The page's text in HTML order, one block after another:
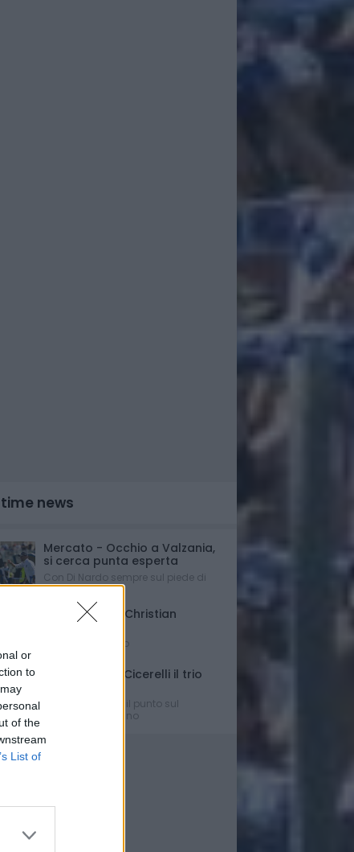
or
to
of the
List of
news
Mercato - Occhio a Valzania,
si cerca punta esperta
Con Di Nardo sempre sul piede di
partenza...
Triennale per Christian
D'Errico
Contratto firmato
Russo-Parigi-Cicerelli il trio
Ipotesi e rumors: il punto sul
mercato del Delfino